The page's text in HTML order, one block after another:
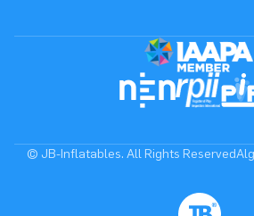
© JB-Inflatables. All Rights Reserved